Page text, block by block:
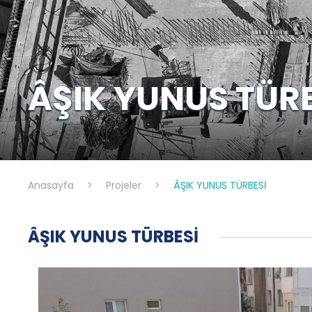
ÂŞIK YUNUS
Anasayfa > Projeler > ÂŞIK YUNUS TÜRBESİ
ÂŞIK YUNUS TÜRBESİ